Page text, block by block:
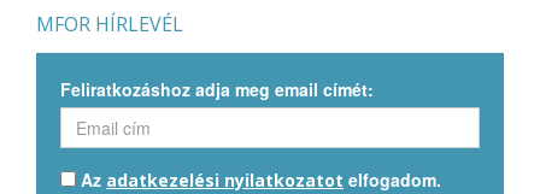
MFOR HÍRLEVÉL
Feliratkozáshoz adja meg email címét:
Az adatkezelési nyilatkozatot elfogadom.